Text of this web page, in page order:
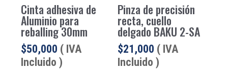
Cinta adhesiva de
Aluminio para
reballing 30mm
$50,000 ( IVA
Incluido )
Pinza de precisión
recta, cuello
delgado BAKU 2-SA
$21,000 ( IVA
Incluido )